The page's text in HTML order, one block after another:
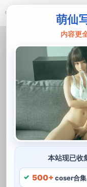
萌仙
内容更
本站现已收
500+coser合集
© 2021-2026 优马卿 |